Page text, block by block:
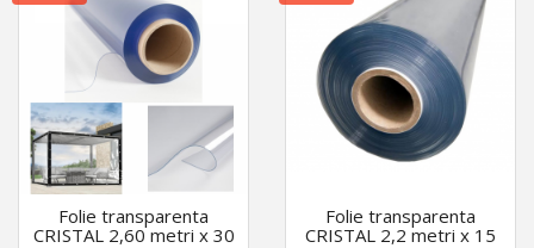
Folie transparenta
CRISTAL 2,60 metri x 30
Folie transparenta
CRISTAL 2,2 metri x 15